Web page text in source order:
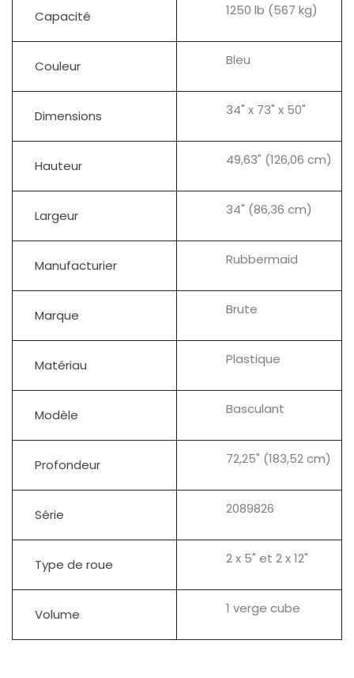
Capacité 1250 lb (567 kg)
Couleur Bleu
Dimensions 34" x 73" x 50"
Hauteur 49,63" (126,06 cm)
Largeur 34" (86,36 cm)
Manufacturier Rubbermaid
Marque Brute
Matériau Plastique
Modèle Basculant
Profondeur 72,25" (183,52 cm)
Série 2089826
Type de roue 2 x 5" et 2 x 12"
Volume 1 verge cube